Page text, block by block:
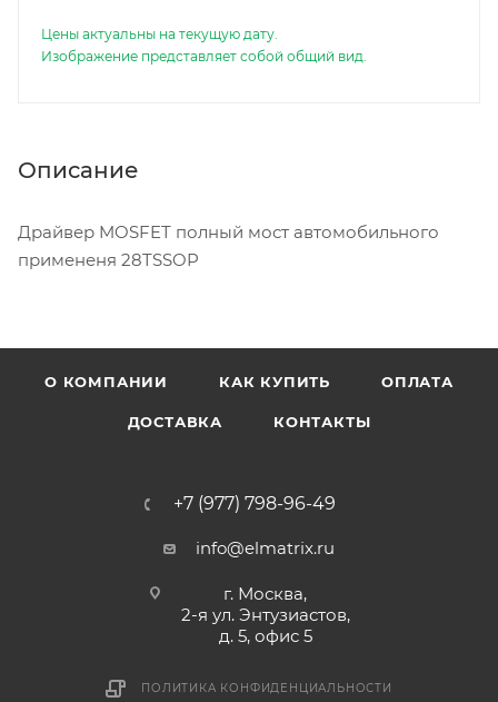
Цены актуальны на текущую дату.
Изображение представляет собой общий вид.
Описание
Драйвер MOSFET полный мост автомобильного
примененя 28TSSOP
О КОМПАНИИ КАК КУПИТЬ ОПЛАТА
ДОСТАВКА КОНТАКТЫ
+7 (977) 798-96-49
info@elmatrix.ru
г. Москва,
2-я ул. Энтузиастов,
д. 5, офис 5
ПОЛИТИКА КОНФИДЕНЦИАЛЬНОСТИ